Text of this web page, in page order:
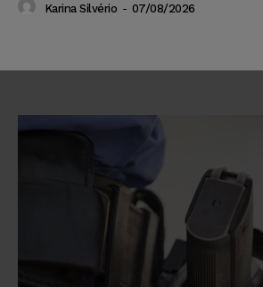
Karina Silvério - 07/08/2026